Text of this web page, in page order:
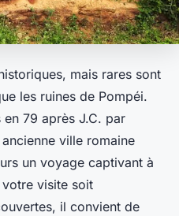
mais rares sont
les ruines de Pompéi.
en 79 après J.C. par
ville romaine
un voyage captivant à
visite soit
il convient de